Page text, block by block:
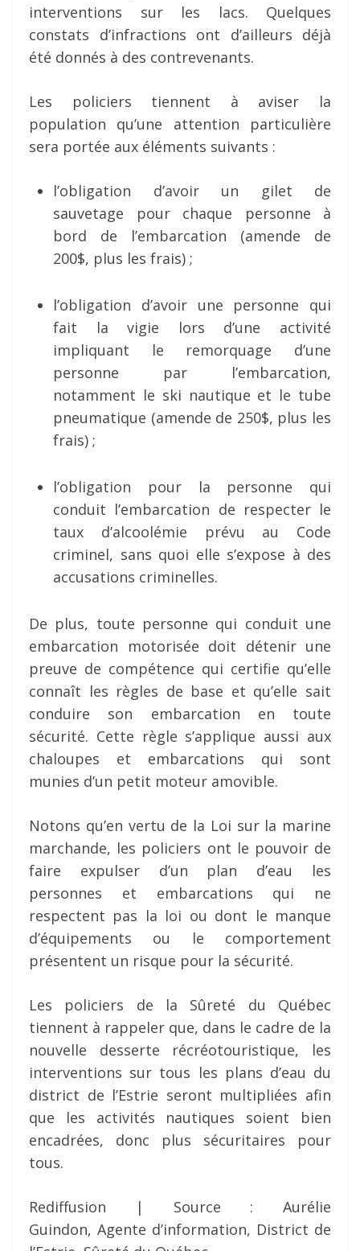
interventions sur les lacs. Quelques
constats d’infractions ont d’ailleurs déjà
été donnés à des contrevenants.
Les policiers tiennent à aviser la
population qu’une attention particulière
sera portée aux éléments suivants :
l’obligation d’avoir un gilet de
sauvetage pour chaque personne à
bord de l’embarcation (amende de
200$, plus les frais) ;
l’obligation d’avoir une personne qui
fait la vigie lors d’une activité
impliquant le remorquage d’une
personne par l’embarcation,
notamment le ski nautique et le tube
pneumatique (amende de 250$, plus les
frais) ;
l’obligation pour la personne qui
conduit l’embarcation de respecter le
taux d’alcoolémie prévu au Code
criminel, sans quoi elle s’expose à des
accusations criminelles.
De plus, toute personne qui conduit une
embarcation motorisée doit détenir une
preuve de compétence qui certifie qu’elle
connaît les règles de base et qu’elle sait
conduire son embarcation en toute
sécurité. Cette règle s’applique aussi aux
chaloupes et embarcations qui sont
munies d’un petit moteur amovible.
Notons qu’en vertu de la Loi sur la marine
marchande, les policiers ont le pouvoir de
faire expulser d’un plan d’eau les
personnes et embarcations qui ne
respectent pas la loi ou dont le manque
d’équipements ou le comportement
présentent un risque pour la sécurité.
Les policiers de la Sûreté du Québec
tiennent à rappeler que, dans le cadre de la
nouvelle desserte récréotouristique, les
interventions sur tous les plans d’eau du
district de l’Estrie seront multipliées afin
que les activités nautiques soient bien
encadrées, donc plus sécuritaires pour
tous.
Rediffusion | Source : Aurélie
Guindon, Agente d’information, District de